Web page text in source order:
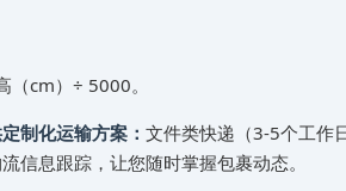
cm）÷ 5000。
制化运输方案： 文件类快递（3-5个工作
信息跟踪，让您随时掌握包裹动态。